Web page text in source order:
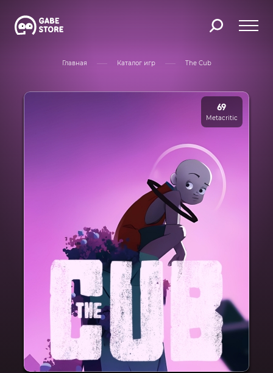
Главная Каталог игр The Cub
69
Metacritic